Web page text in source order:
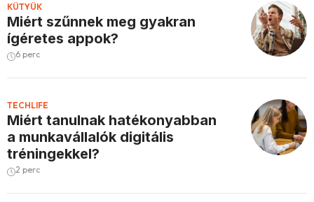
KÜTYÜK
Miért szűnnek meg gyakran
ígéretes appok?
6 perc
TECHLIFE
Miért tanulnak hatékonyabban
a munkavállalók digitális
tréningekkel?
2 perc